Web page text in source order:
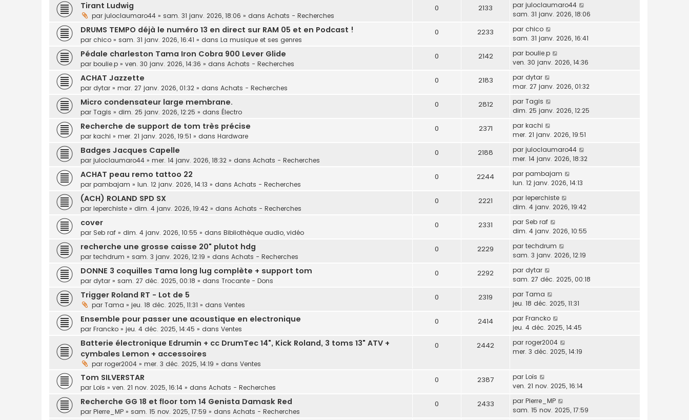
Tirant Ludwig
par juloclaumaro44 » sam. 31 janv. 2026, 18:06 » dans Achats - Recherches
0 2133 par juloclaumaro44
sam. 31 janv. 2026, 18:06
DRUMS TEMPO déjà le numéro 13 en direct sur RAM 05 et en Podcast !
par chico » sam. 31 janv. 2026, 16:41 » dans La musique et ses genres
0 2233 par chico
sam. 31 janv. 2026, 16:41
Pédale charleston Tama Iron Cobra 900 Lever Glide
par boulie.p » ven. 30 janv. 2026, 14:36 » dans Achats - Recherches
0 2142 par boulie.p
ven. 30 janv. 2026, 14:36
ACHAT Jazzette
par dytar » mar. 27 janv. 2026, 01:32 » dans Achats - Recherches
0 2183 par dytar
mar. 27 janv. 2026, 01:32
Micro condensateur large membrane.
par Tagis » dim. 25 janv. 2026, 12:25 » dans Électro
0 2812 par Tagis
dim. 25 janv. 2026, 12:25
Recherche de support de tom très précise
par kachi » mer. 21 janv. 2026, 19:51 » dans Hardware
0 2371 par kachi
mer. 21 janv. 2026, 19:51
Badges Jacques Capelle
par juloclaumaro44 » mer. 14 janv. 2026, 18:32 » dans Achats - Recherches
0 2188 par juloclaumaro44
mer. 14 janv. 2026, 18:32
ACHAT peau remo tattoo 22
par pambajam » lun. 12 janv. 2026, 14:13 » dans Achats - Recherches
0 2244 par pambajam
lun. 12 janv. 2026, 14:13
(ACH) ROLAND SPD SX
par leperchiste » dim. 4 janv. 2026, 19:42 » dans Achats - Recherches
0 2221 par leperchiste
dim. 4 janv. 2026, 19:42
cover
par Seb raf » dim. 4 janv. 2026, 10:55 » dans Bibliothèque audio, vidéo
0 2331 par Seb raf
dim. 4 janv. 2026, 10:55
recherche une grosse caisse 20" plutot hdg
par techdrum » sam. 3 janv. 2026, 12:19 » dans Achats - Recherches
0 2229 par techdrum
sam. 3 janv. 2026, 12:19
DONNE 3 coquilles Tama long lug complète + support tom
par dytar » sam. 27 déc. 2025, 00:18 » dans Trocante - Dons
0 2292 par dytar
sam. 27 déc. 2025, 00:18
Trigger Roland RT - Lot de 5
par Tama » jeu. 18 déc. 2025, 11:31 » dans Ventes
0 2319 par Tama
jeu. 18 déc. 2025, 11:31
Ensemble pour passer une acoustique en electronique
par Francko » jeu. 4 déc. 2025, 14:45 » dans Ventes
0 2414 par Francko
jeu. 4 déc. 2025, 14:45
Batterie électronique Edrumin + cc DrumTec 14", Kick Roland, 3 toms 13" ATV +
cymbales Lemon + accessoires
par roger2004 » mer. 3 déc. 2025, 14:19 » dans Ventes
0 2442 par roger2004
mer. 3 déc. 2025, 14:19
Tom SILVERSTAR
par Loïs » ven. 21 nov. 2025, 16:14 » dans Achats - Recherches
0 2387 par Loïs
ven. 21 nov. 2025, 16:14
Recherche GG 18 et floor tom 14 Genista Damask Red
par Pierre_MP » sam. 15 nov. 2025, 17:59 » dans Achats - Recherches
0 2433 par Pierre_MP
sam. 15 nov. 2025, 17:59